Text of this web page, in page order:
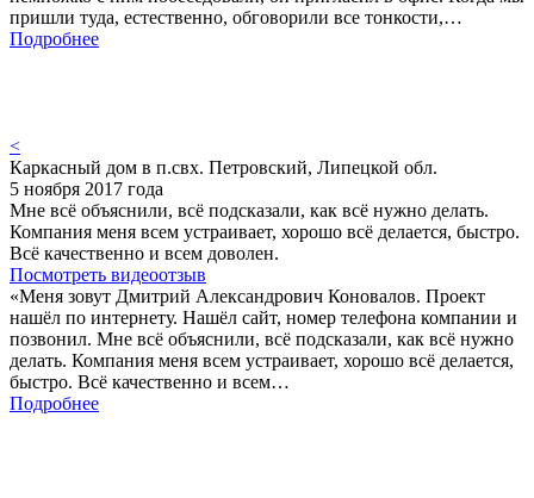
пришли туда, естественно, обговорили все тонкости,…
Подробнее
<
Каркасный дом в п.свх. Петровский, Липецкой обл.
5 ноября 2017 года
Мне всё объяснили, всё подсказали, как всё нужно делать.
Компания меня всем устраивает, хорошо всё делается, быстро.
Всё качественно и всем доволен.
Посмотреть видеоотзыв
«Меня зовут Дмитрий Александрович Коновалов. Проект
нашёл по интернету. Нашёл сайт, номер телефона компании и
позвонил. Мне всё объяснили, всё подсказали, как всё нужно
делать. Компания меня всем устраивает, хорошо всё делается,
быстро. Всё качественно и всем…
Подробнее